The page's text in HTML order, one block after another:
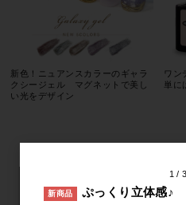
新色！ニュアンスカラーのギャラ
クシージェル マグネットで美し
い光をデザイン
ワ
単に
1 3
新商品
ぷっくり立体感♪